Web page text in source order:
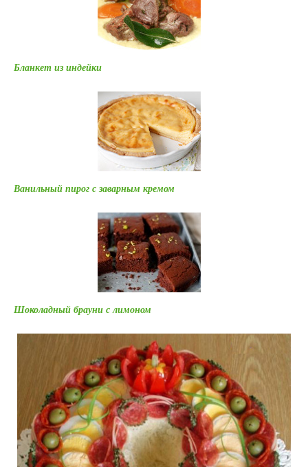
Бланкет из индейки
Ванильный пирог с заварным кремом
Шоколадный брауни с лимоном